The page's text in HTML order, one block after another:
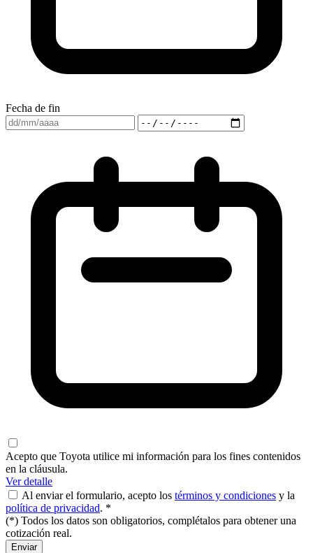
Fecha de fin
Acepto que Toyota utilice mi información para los fines contenidos
en la cláusula.
Ver detalle
Al enviar el formulario, acepto los términos y condiciones y la
política de privacidad. *
(*) Todos los datos son obligatorios, complétalos para obtener una
cotización real.
Enviar